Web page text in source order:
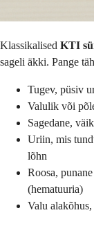
Klassikalised KTI
sageli äkki. Pange
Tugev, püsiv
Valulik või
Sagedane,
Uriin, mis
lõhn
Roosa,
(hematuuria)
Valu